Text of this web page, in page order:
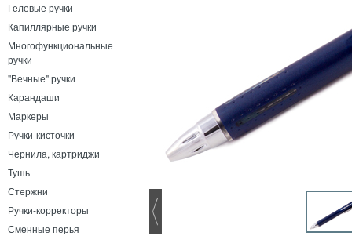
Гелевые ручки
Капиллярные ручки
Многофункциональные
ручки
"Вечные" ручки
Карандаши
Маркеры
Ручки-кисточки
Чернила, картриджи
Тушь
Стержни
Ручки-корректоры
Сменные перья